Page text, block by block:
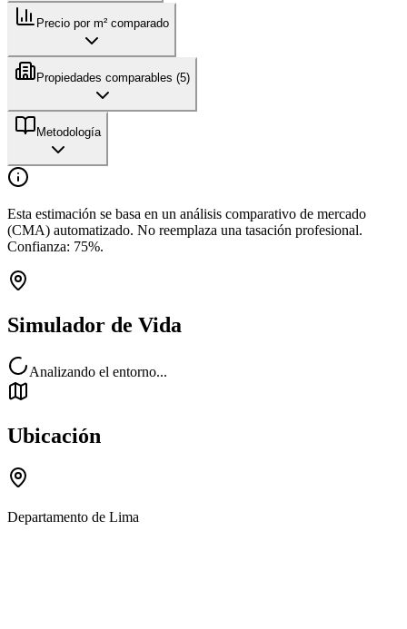
Precio por m² comparado
Propiedades comparables (5)
Metodología
Esta estimación se basa en un análisis comparativo de mercado
(CMA) automatizado. No reemplaza una tasación profesional.
Confianza: 75%.
Simulador de Vida
Analizando el entorno...
Ubicación
Departamento de Lima